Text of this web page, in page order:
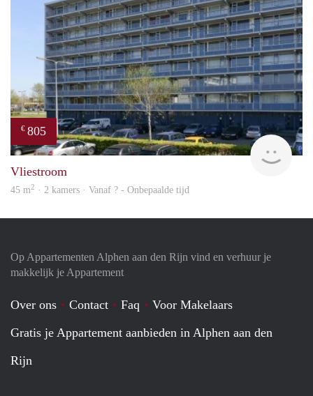
€ 805
Vliestroom
45 m2 · 2 kamers · Vanaf ? - Onbepaalde tijd
Op Appartementen Alphen aan den Rijn vind en verhuur je
makkelijk je Appartement
Over ons Contact Faq
Voor Makelaars
Gratis je Appartement aanbieden in Alphen aan den
Rijn